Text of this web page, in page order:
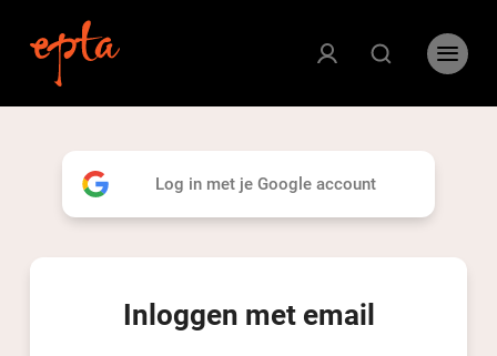
Log in met je Google account
Inloggen met email